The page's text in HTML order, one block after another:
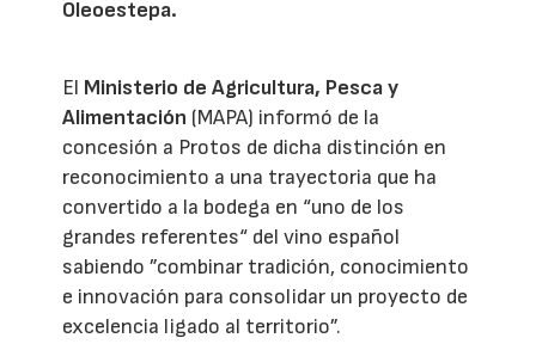
Oleoestepa.
El Ministerio de Agricultura, Pesca y
Alimentación (MAPA) informó de la
concesión a Protos de dicha distinción en
reconocimiento a una trayectoria que ha
convertido a la bodega en “uno de los
grandes referentes“ del vino español
sabiendo ”combinar tradición, conocimiento
e innovación para consolidar un proyecto de
excelencia ligado al territorio”.